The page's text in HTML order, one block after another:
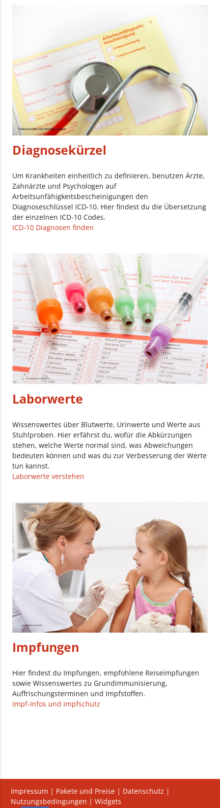
Diagnosekürzel
Um Krankheiten einheitlich zu definieren, benutzen Ärzte,
Zahnärzte und Psychologen auf
Arbeitsunfähigkeitsbescheinigungen den
Diagnoseschlüssel ICD-10. Hier findest du die Übersetzung
der einzelnen ICD-10 Codes.
ICD-10 Diagnosen finden
Laborwerte
Wissenswertes über Blutwerte, Urinwerte und Werte aus
Stuhlproben. Hier erfährst du, wofür die Abkürzungen
stehen, welche Werte normal sind, was Abweichungen
bedeuten können und was du zur Verbesserung der Werte
tun kannst.
Laborwerte verstehen
Impfungen
Hier findest du Impfungen, empfohlene Reiseimpfungen
sowie Wissenswertes zu Grundimmunisierung,
Auffrischungsterminen und Impfstoffen.
Impf-Infos und Impfschutz
Impressum | Pakete und Preise | Datenschutz |
Nutzungsbedingungen |Widgets